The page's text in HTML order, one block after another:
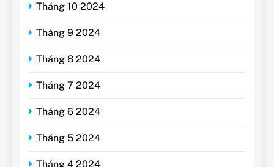
Tháng 10 2024
Tháng 9 2024
Tháng 8 2024
Tháng 7 2024
Tháng 6 2024
Tháng 5 2024
Tháng 4 2024